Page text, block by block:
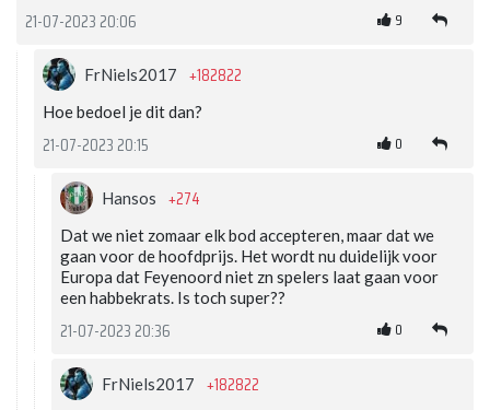
21-07-2023 20:06 9
FrNiels2017 +182822
Hoe bedoel je dit dan?
21-07-2023 20:15 0
Hansos +274
Dat we niet zomaar elk bod accepteren, maar dat we
gaan voor de hoofdprijs. Het wordt nu duidelijk voor
Europa dat Feyenoord niet zn spelers laat gaan voor
een habbekrats. Is toch super??
21-07-2023 20:36 0
FrNiels2017 +182822